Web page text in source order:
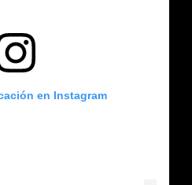
en Instagram